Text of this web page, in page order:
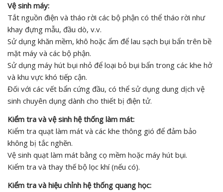
Vệ sinh máy:
Tắt nguồn điện và tháo rời các bộ phận có thể tháo rời như
khay đựng mẫu, đầu dò, v.v.
Sử dụng khăn mềm, khô hoặc ẩm để lau sạch bụi bẩn trên bề
mặt máy và các bộ phận.
Sử dụng máy hút bụi nhỏ để loại bỏ bụi bẩn trong các khe hở
và khu vực khó tiếp cận.
Đối với các vết bẩn cứng đầu, có thể sử dụng dung dịch vệ
sinh chuyên dụng dành cho thiết bị điện tử.
Kiểm tra và vệ sinh hệ thống làm mát:
Kiểm tra quạt làm mát và các khe thông gió để đảm bảo
không bị tắc nghẽn.
Vệ sinh quạt làm mát bằng cọ mềm hoặc máy hút bụi.
Kiểm tra và thay thế bộ lọc khí (nếu có).
Kiểm tra và hiệu chỉnh hệ thống quang học: